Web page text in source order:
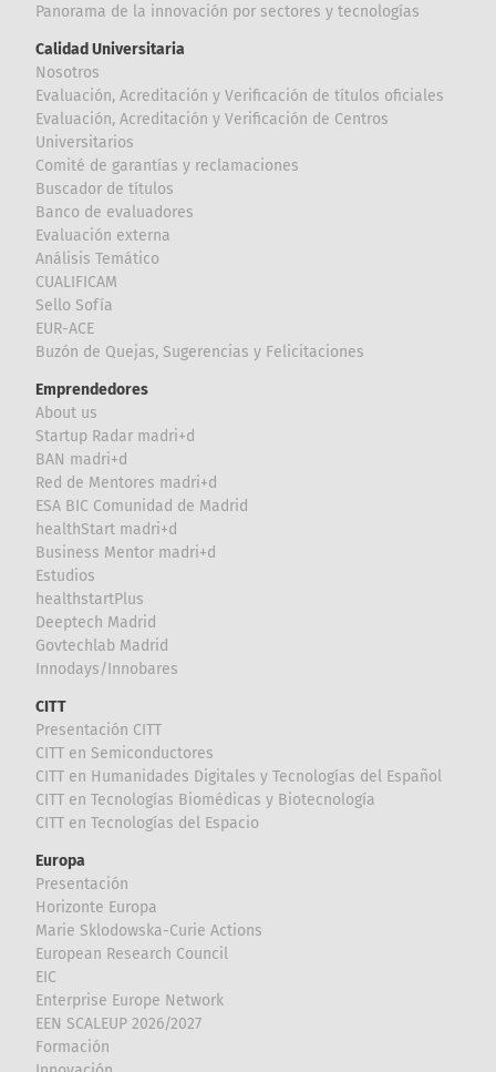
Panorama de la innovación por sectores y tecnologías
Calidad Universitaria
Nosotros
Evaluación, Acreditación y Verificación de títulos oficiales
Evaluación, Acreditación y Verificación de Centros
Universitarios
Comité de garantías y reclamaciones
Buscador de títulos
Banco de evaluadores
Evaluación externa
Análisis Temático
CUALIFICAM
Sello Sofía
EUR-ACE
Buzón de Quejas, Sugerencias y Felicitaciones
Emprendedores
About us
Startup Radar madri+d
BAN madri+d
Red de Mentores madri+d
ESA BIC Comunidad de Madrid
healthStart madri+d
Business Mentor madri+d
Estudios
healthstartPlus
Deeptech Madrid
Govtechlab Madrid
Innodays/Innobares
CITT
Presentación CITT
CITT en Semiconductores
CITT en Humanidades Digitales y Tecnologías del Español
CITT en Tecnologías Biomédicas y Biotecnología
CITT en Tecnologías del Espacio
Europa
Presentación
Horizonte Europa
Marie Sklodowska-Curie Actions
European Research Council
EIC
Enterprise Europe Network
EEN SCALEUP 2026/2027
Formación